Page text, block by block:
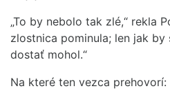
„To by nebolo tak zlé,“ rekla
zlostnica pominula; len jak by
dostať mohol.“
Na které ten vezca prehovorí: